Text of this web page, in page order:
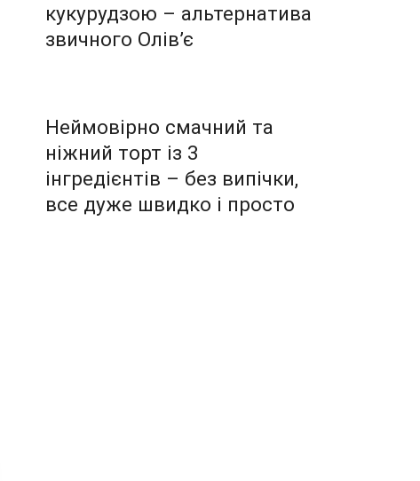
кукурудзою – альтернатива
звичного Олів’є
Неймовірно смачний та
ніжний торт із 3
інгредієнтів – без випічки,
все дуже швидко і просто